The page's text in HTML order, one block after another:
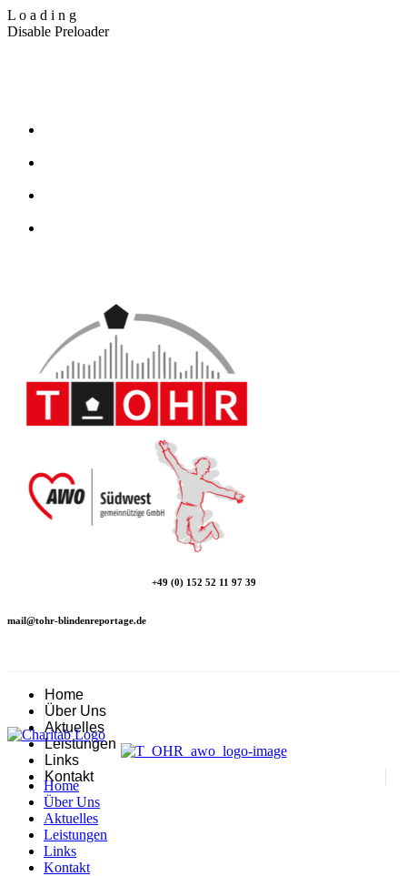
L o a d i n g
Disable Preloader
+49 (0) 152 52 11 97 39
mail@tohr-blindenreportage.de
Home
Über Uns
Aktuelles
Leistungen
Links
Kontakt
Home
Über Uns
Aktuelles
Leistungen
Links
Kontakt